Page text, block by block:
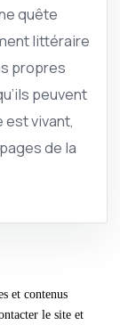
quête
littéraire
propres
peuvent
est vivant,
de la
et contenus
le site et